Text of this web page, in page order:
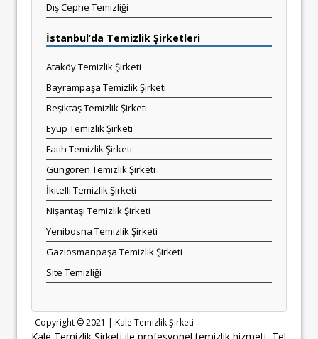
Dış Cephe Temizliği
İstanbul’da Temizlik Şirketleri
Ataköy Temizlik Şirketi
Bayrampaşa Temizlik Şirketi
Beşiktaş Temizlik Şirketi
Eyüp Temizlik Şirketi
Fatih Temizlik Şirketi
Güngören Temizlik Şirketi
İkitelli Temizlik Şirketi
Nişantaşı Temizlik Şirketi
Yenibosna Temizlik Şirketi
Gaziosmanpaşa Temizlik Şirketi
Site Temizliği
Copyright © 2021 | Kale Temizlik Şirketi